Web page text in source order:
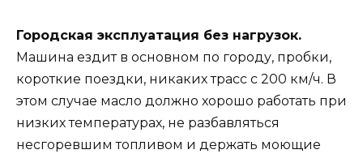
Городская эксплуатация без нагрузок.
Машина ездит в основном по городу, пробки,
короткие поездки, никаких трасс с 200 км/ч. В
этом случае масло должно хорошо работать при
низких температурах, не разбавляться
несгоревшим топливом и держать моющие